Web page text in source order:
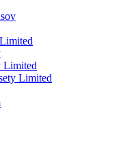
Limited
Limited